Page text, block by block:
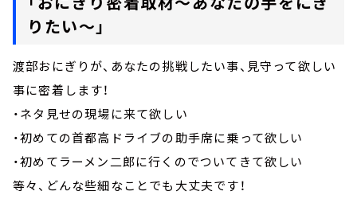
りたい～」
渡部おにぎりが、あなたの挑戦したい事、見守って欲しい
事に密着します！
・ネタ見せの現場に来て欲しい
・初めての首都高ドライブの助手席に乗って欲しい
・初めてラーメン二郎に行くのでついてきて欲しい
等々、どんな些細なことでも大丈夫です！